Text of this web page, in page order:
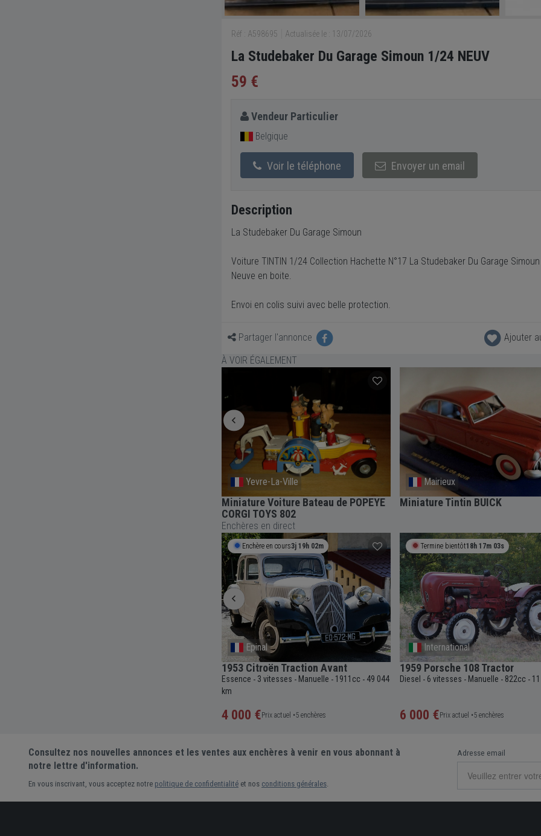
Réf : A598695 Actualisée le : 13/07/2026
La Studebaker Du Garage Simoun 1/24 NEUV
59 €
Vendeur Particulier
Belgique
Voir le téléphone Envoyer un email
Description
La Studebaker Du Garage Simoun
Voiture TINTIN 1/24 Collection Hachette N°17 La Studebaker Du Garage Simoun
Neuve en boite.
Envoi en colis suivi avec belle protection.
Partager l'annonce Ajouter
À VOIR ÉGALEMENT
Yevre-La-Ville
Miniature Voiture Bateau de POPEYE
CORGI TOYS 802
Mairieux
Miniature Tintin BUICK
Enchères en direct
Enchère en cours3j 19h 02m
Epinal
1953 Citroën Traction Avant
Essence - 3 vitesses - Manuelle - 1911cc - 49 044
km
4 000 €Prix actuel •5 enchères
Termine bientôt18h 17m 02s
International
1959 Porsche 108 Tractor
Diesel - 6 vitesses - Manuelle - 822cc -
6 000 €Prix actuel •5 enchères
Consultez nos nouvelles annonces et les ventes aux enchères à venir en vous abonnant à
notre lettre d'information.
En vous inscrivant, vous acceptez notre politique de confidentialité et nos conditions générales
Adresse email